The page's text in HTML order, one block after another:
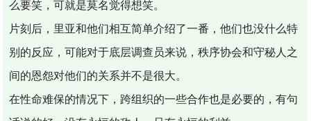
么要笑，可就是莫名觉得想笑。
片刻后，里亚和他们相互简单介绍了一番，他们也没什么特
别的反应，可能对于底层调查员来说，秩序协会和守秘人之
间的恩怨对他们的关系并不是很大。
在性命难保的情况下，跨组织的一些合作也是必要的，有句